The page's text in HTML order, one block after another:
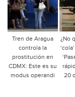
Tren de Aragua
controla la
prostitución en
CDMX: Este es su
modus operandi
¿No
20